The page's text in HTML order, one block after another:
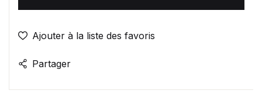
Ajouter à la liste des favoris
Partager